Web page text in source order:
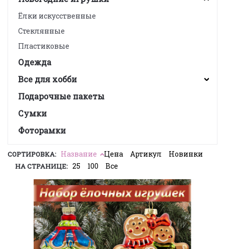
Ёлки искусственные
Стеклянные
Пластиковые
Одежда
Все для хобби
Подарочные пакеты
Сумки
Фоторамки
СОРТИРОВКА: Название Цена Артикул Новинки
НА СТРАНИЦЕ: 25 100 Все